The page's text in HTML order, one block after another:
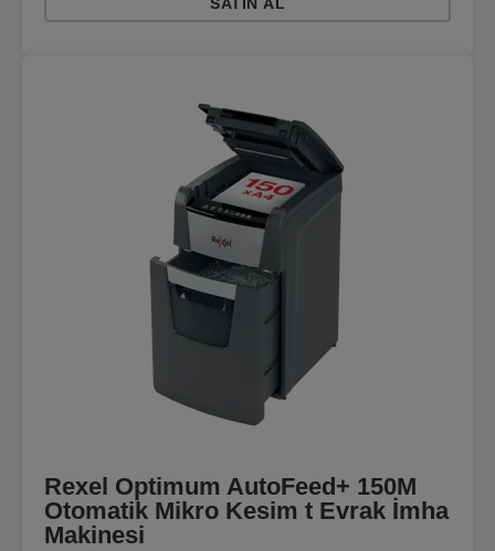
Rexel Optimum AutoFeed+ 150M
Otomatik Mikro Kesim t Evrak İmha
Makinesi